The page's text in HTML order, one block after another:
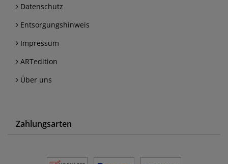
Datenschutz
Entsorgungshinweis
Impressum
ARTedition
Über uns
Zahlungsarten